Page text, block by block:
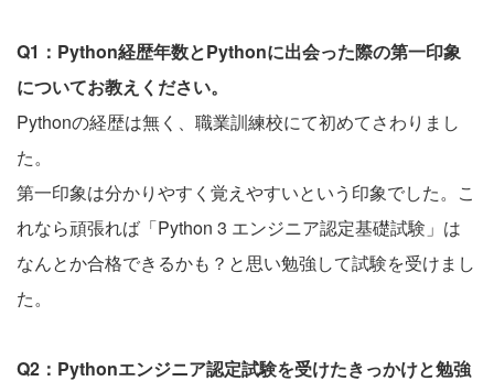
Q1：Python経歴年数とPythonに出会った際の第一印象
についてお教えください。
Pythonの経歴は無く、職業訓練校にて初めてさわりまし
た。
第一印象は分かりやすく覚えやすいという印象でした。こ
れなら頑張れば「Python 3 エンジニア認定基礎試験」は
なんとか合格できるかも？と思い勉強して試験を受けまし
た。
Q2：Pythonエンジニア認定試験を受けたきっかけと勉強